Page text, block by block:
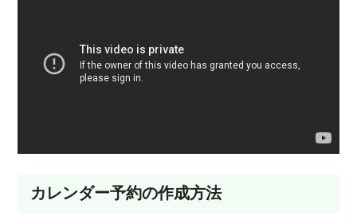
カレンダー予約の作成方法